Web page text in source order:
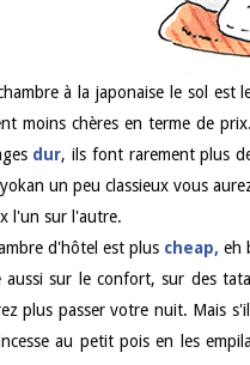
à la japonaise le sol
moins chères en terme de
dur, ils font rarement plus
un peu classieux vous
l'un sur l'autre.
d'hôtel est plus cheap, eh
aussi sur le confort, sur des
plus passer votre nuit. Mais
au petit pois en les